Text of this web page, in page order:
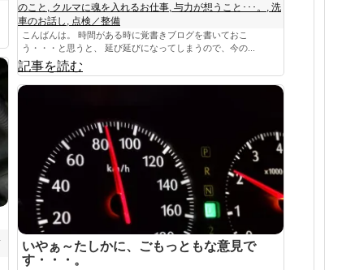
のこと
クルマに魂を入れるお仕事 与力が想うこと･･･。
洗
車のお話し
点検／整備
こんばんは。 時間がある時に覚書きブログを書いておこ
う・・・と思うと、 延び延びになってしまうので、今の...
記事を読む
いやぁ～たしかに、ごもっともな意見で
す・・・。